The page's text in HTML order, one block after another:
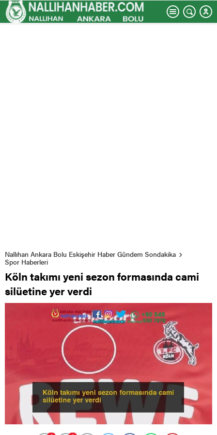
Nallıhan Ankara Bolu Eskişehir Haber Gündem Sondakika
Spor Haberleri
Köln takımı yeni sezon formasında cami
silüetine yer verdi